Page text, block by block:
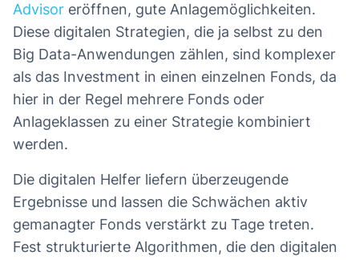
Advisor eröffnen, gute Anlagemöglichkeiten.
Diese digitalen Strategien, die ja selbst zu den
Big Data-Anwendungen zählen, sind komplexer
als das Investment in einen einzelnen Fonds, da
hier in der Regel mehrere Fonds oder
Anlageklassen zu einer Strategie kombiniert
werden.
Die digitalen Helfer liefern überzeugende
Ergebnisse und lassen die Schwächen aktiv
gemanagter Fonds verstärkt zu Tage treten.
Fest strukturierte Algorithmen, die den digitalen